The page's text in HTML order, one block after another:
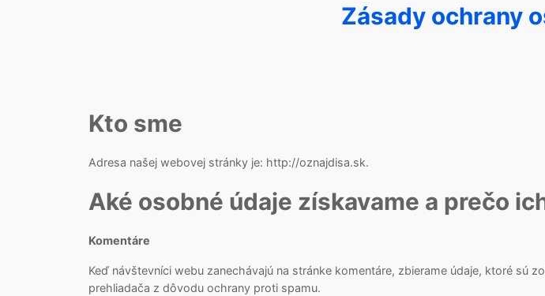
Zásady ochrany
Kto sme
Adresa našej webovej stránky je: http://oznajdisa.sk.
Aké osobné údaje získavame a prečo
Komentáre
Keď návštevníci webu zanechávajú na stránke komentáre, zbierame údaje, ktoré sú
prehliadača z dôvodu ochrany proti spamu.